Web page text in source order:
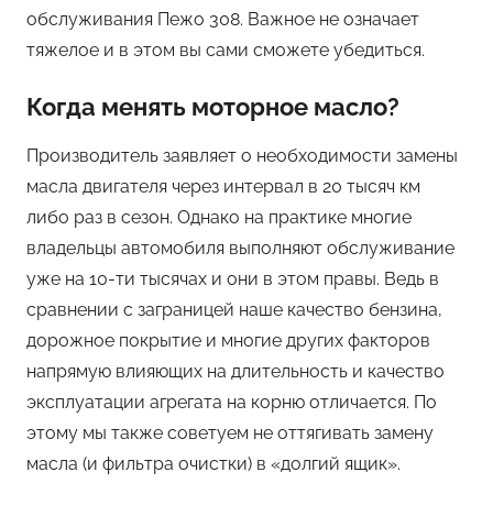
обслуживания Пежо 308. Важное не означает
тяжелое и в этом вы сами сможете убедиться.
Когда менять моторное масло?
Производитель заявляет о необходимости замены
масла двигателя через интервал в 20 тысяч км
либо раз в сезон. Однако на практике многие
владельцы автомобиля выполняют обслуживание
уже на 10-ти тысячах и они в этом правы. Ведь в
сравнении с заграницей наше качество бензина,
дорожное покрытие и многие других факторов
напрямую влияющих на длительность и качество
эксплуатации агрегата на корню отличается. По
этому мы также советуем не оттягивать замену
масла (и фильтра очистки) в «долгий ящик».